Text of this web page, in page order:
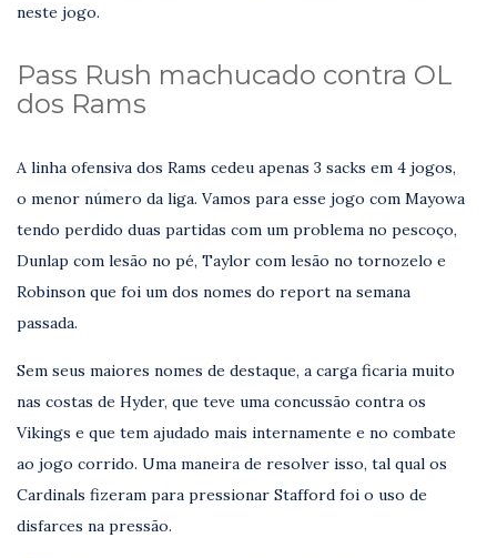
neste jogo.
Pass Rush machucado contra OL
dos Rams
A linha ofensiva dos Rams cedeu apenas 3 sacks em 4 jogos,
o menor número da liga. Vamos para esse jogo com Mayowa
tendo perdido duas partidas com um problema no pescoço,
Dunlap com lesão no pé, Taylor com lesão no tornozelo e
Robinson que foi um dos nomes do report na semana
passada.
Sem seus maiores nomes de destaque, a carga ficaria muito
nas costas de Hyder, que teve uma concussão contra os
Vikings e que tem ajudado mais internamente e no combate
ao jogo corrido. Uma maneira de resolver isso, tal qual os
Cardinals fizeram para pressionar Stafford foi o uso de
disfarces na pressão.